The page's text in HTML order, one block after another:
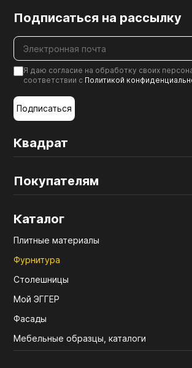
Квадрат
Покупателям
Каталог
Плитные материалы
Фурнитура
Столешницы
Мой ЭГГЕР
Фасады
Мебельные образцы, каталоги
Подписаться на рассылку
Я даю согласие на обработку своих
соответствии с Политикой
Подписаться